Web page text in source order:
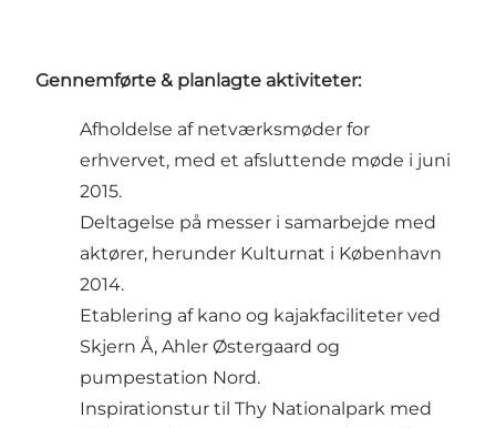
Gennemførte & planlagte aktiviteter:
Afholdelse af netværksmøder for
erhvervet, med et afsluttende møde i juni
2015.
Deltagelse på messer i samarbejde med
aktører, herunder Kulturnat i København
2014.
Etablering af kano og kajakfaciliteter ved
Skjern Å, Ahler Østergaard og
pumpestation Nord.
Inspirationstur til Thy Nationalpark med